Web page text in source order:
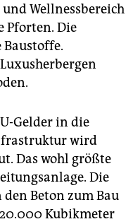
Wellnessbereich
Pforten. Die
Gelder in die
wird
Das wohl größte
Die
Beton zum Bau
Kubikmeter